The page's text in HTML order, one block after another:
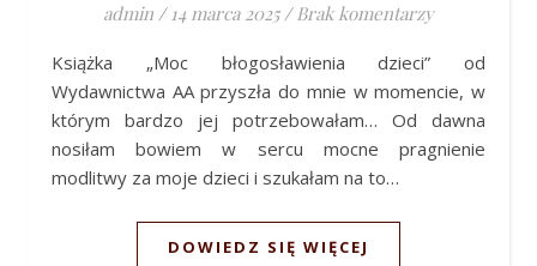
admin / 14 marca 2025 / Brak komentarzy
Książka „Moc błogosławienia dzieci” od
Wydawnictwa AA przyszła do mnie w momencie, w
którym bardzo jej potrzebowałam… Od dawna
nosiłam bowiem w sercu mocne pragnienie
modlitwy za moje dzieci i szukałam na to…
DOWIEDZ SIĘ WIĘCEJ